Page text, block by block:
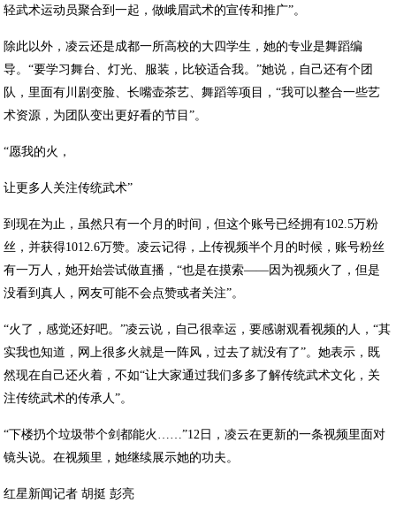
轻武术运动员聚合到一起，做峨眉武术的宣传和推广”。
除此以外，凌云还是成都一所高校的大四学生，她的专业是舞蹈编
导。“要学习舞台、灯光、服装，比较适合我。”她说，自己还有个团
队，里面有川剧变脸、长嘴壶茶艺、舞蹈等项目，“我可以整合一些艺
术资源，为团队变出更好看的节目”。
“愿我的火，
让更多人关注传统武术”
到现在为止，虽然只有一个月的时间，但这个账号已经拥有102.5万粉
丝，并获得1012.6万赞。凌云记得，上传视频半个月的时候，账号粉丝
有一万人，她开始尝试做直播，“也是在摸索——因为视频火了，但是
没看到真人，网友可能不会点赞或者关注”。
“火了，感觉还好吧。”凌云说，自己很幸运，要感谢观看视频的人，“其
实我也知道，网上很多火就是一阵风，过去了就没有了”。她表示，既
然现在自己还火着，不如“让大家通过我们多多了解传统武术文化，关
注传统武术的传承人”。
“下楼扔个垃圾带个剑都能火……”12日，凌云在更新的一条视频里面对
镜头说。在视频里，她继续展示她的功夫。
红星新闻记者 胡挺 彭亮